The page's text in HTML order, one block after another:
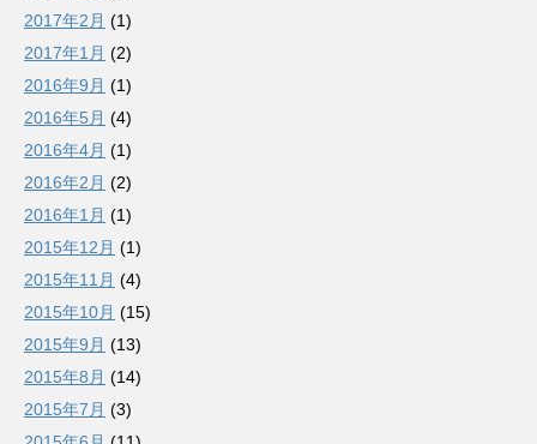
2017年2月 (1)
2017年1月 (2)
2016年9月 (1)
2016年5月 (4)
2016年4月 (1)
2016年2月 (2)
2016年1月 (1)
2015年12月 (1)
2015年11月 (4)
2015年10月 (15)
2015年9月 (13)
2015年8月 (14)
2015年7月 (3)